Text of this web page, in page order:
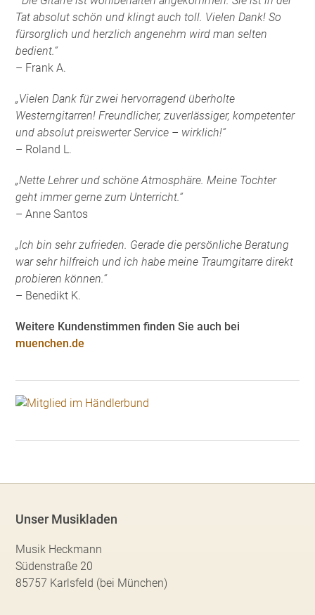
Tat absolut schön und klingt auch toll. Vielen Dank! So
fürsorglich und herzlich angenehm wird man selten
bedient.“
– Frank A.
„Vielen Dank für zwei hervorragend überholte
Westerngitarren! Freundlicher, zuverlässiger, kompetenter
und absolut preiswerter Service – wirklich!“
– Roland L.
„Nette Lehrer und schöne Atmosphäre. Meine Tochter
geht immer gerne zum Unterricht.“
– Anne Santos
„Ich bin sehr zufrieden. Gerade die persönliche Beratung
war sehr hilfreich und ich habe meine Traumgitarre direkt
probieren können.“
– Benedikt K.
Weitere Kundenstimmen finden Sie auch bei
muenchen.de
Unser Musikladen
Musik Heckmann
Südenstraße 20
85757 Karlsfeld (bei München)